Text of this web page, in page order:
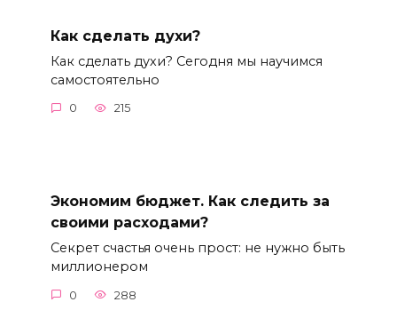
Как сделать духи?
Как сделать духи? Сегодня мы научимся
самостоятельно
0 215
Экономим бюджет. Как следить за
своими расходами?
Cекрет счастья очень прост: не нужно быть
миллионером
0 288